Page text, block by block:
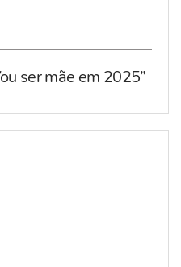
ser mãe em 2025”